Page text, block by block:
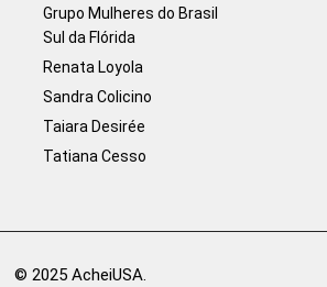
Grupo Mulheres do Brasil
Sul da Flórida
Renata Loyola
Sandra Colicino
Taiara Desirée
Tatiana Cesso
© 2025 AcheiUSA.